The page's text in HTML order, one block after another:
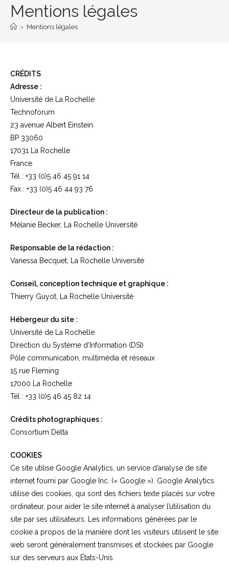
Mentions légales
> Mentions légales
CRÉDITS
Adresse :
Université de La Rochelle
Technoforum
23 avenue Albert Einstein
BP 33060
17031 La Rochelle
France
Tél : +33 (0)5 46 45 91 14
Fax : +33 (0)5 46 44 93 76
Directeur de la publication :
Mélanie Becker, La Rochelle Université
Responsable de la rédaction :
Vanessa Becquet, La Rochelle Université
Conseil, conception technique et graphique :
Thierry Guyot, La Rochelle Université
Hébergeur du site :
Université de La Rochelle
Direction du Système d’Information (DSI)
Pôle communication, multimédia et réseaux
15 rue Fleming
17000 La Rochelle
Tél : +33 (0)5 46 45 82 14
Crédits photographiques :
Consortium Delta
COOKIES
Ce site utilise Google Analytics, un service d’analyse de site
internet fourni par Google Inc. (« Google »). Google Analytics
utilise des cookies, qui sont des fichiers texte placés sur votre
ordinateur, pour aider le site internet à analyser l’utilisation du
site par ses utilisateurs. Les informations générées par le
cookie à propos de la manière dont les visiteurs utilisent le site
web seront généralement transmises et stockées par Google
sur des serveurs aux États-Unis.